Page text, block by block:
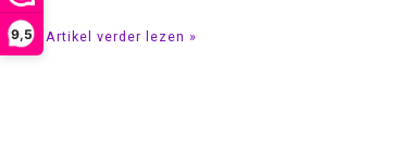
9,5 Artikel verder lezen »